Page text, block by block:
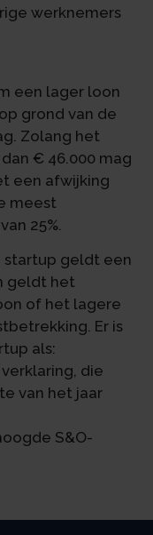
werknemers
een lager loon
grond van de
Zolang het
€ 46.000 mag
een afwijking
meest
25%.
startup geldt een
geldt het
of het lagere
Er is
als:
die
van het jaar
S&O-